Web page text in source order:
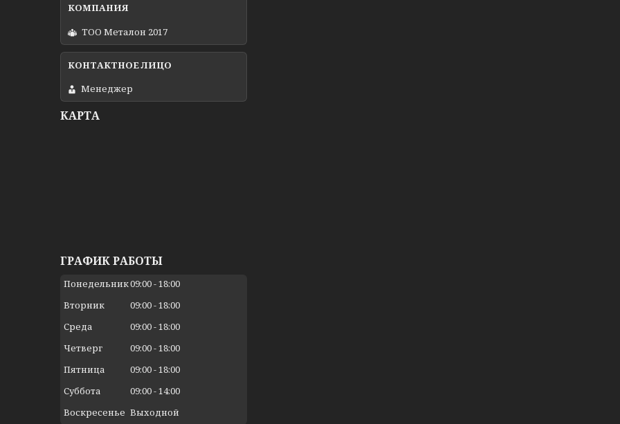
ТОО Металон 2017
Менеджер
КАРТА
ГРАФИК РАБОТЫ
Понедельник09:00 18:00
Вторник
09:00 18:00
Среда
09:00 18:00
Четверг
09:00 18:00
Пятница
09:00 18:00
Суббота
09:00 14:00
Воскресенье Выходной